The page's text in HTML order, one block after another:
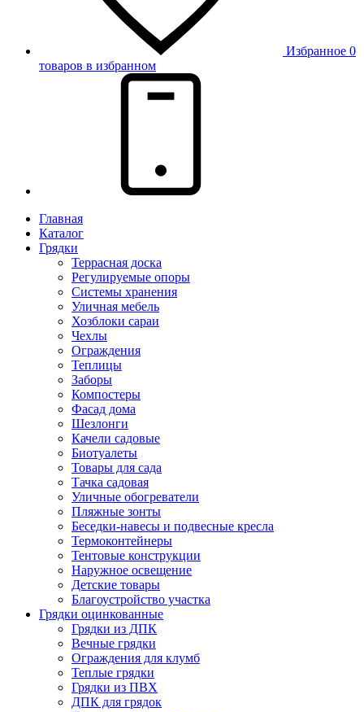
Избранное 0
товаров в избранном
Главная
Каталог
Грядки
Террасная доска
Регулируемые опоры
Системы хранения
Уличная мебель
Хозблоки сараи
Чехлы
Ограждения
Теплицы
Заборы
Компостеры
Фасад дома
Шезлонги
Качели садовые
Биотуалеты
Товары для сада
Тачка садовая
Уличные обогреватели
Пляжные зонты
Беседки-навесы и подвесные кресла
Термоконтейнеры
Тентовые конструкции
Наружное освещение
Детские товары
Благоустройство участка
Грядки оцинкованные
Грядки из ДПК
Вечные грядки
Ограждения для клумб
Теплые грядки
Грядки из ПВХ
ДПК для грядок